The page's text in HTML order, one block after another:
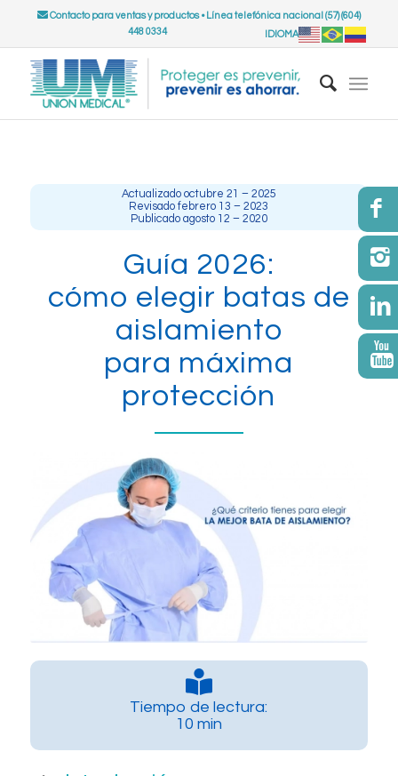
Contacto para ventas y productos• Línea telefónica nacional (57) (604)
448 0334
IDIOMA
Actualizado octubre 21 – 2025
Revisado febrero 13 – 2023
Publicado agosto 12 – 2020
Guía 2026:
cómo elegir batas de
aislamiento
para máxima
protección
Tiempo de lectura:
10 min